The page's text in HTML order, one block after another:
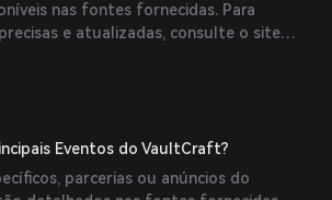
nas fontes fornecidas. Para
e atualizadas, consulte o site
ou os canais oficiais de comunicação.
Eventos do VaultCraft?
parcerias ou anúncios do